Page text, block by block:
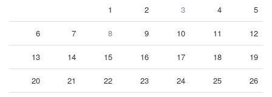
1 2 3 4 5
6 7 8 9 10 11 12
13 14 15 16 17 18 19
20 21 22 23 24 25 26